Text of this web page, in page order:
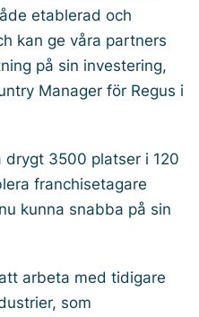
etablerad och
kan ge våra partners
på sin investering,
Manager för Regus i
drygt 3500 platser i 120
franchisetagare
kunna snabba på sin
arbeta med tidigare
som